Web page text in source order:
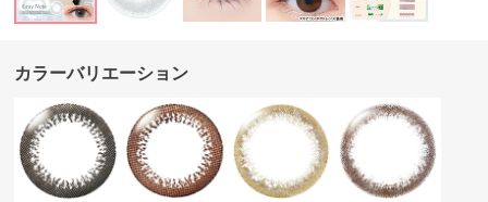
カラーバリエーション